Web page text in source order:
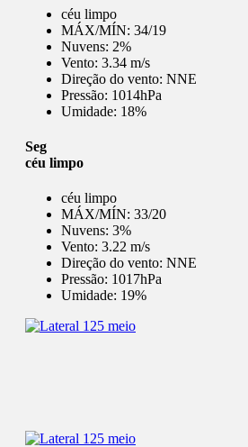
céu limpo
MÁX/MÍN: 34/19
Nuvens: 2%
Vento: 3.34 m/s
Direção do vento: NNE
Pressão: 1014hPa
Umidade: 18%
Seg
céu limpo
céu limpo
MÁX/MÍN: 33/20
Nuvens: 3%
Vento: 3.22 m/s
Direção do vento: NNE
Pressão: 1017hPa
Umidade: 19%